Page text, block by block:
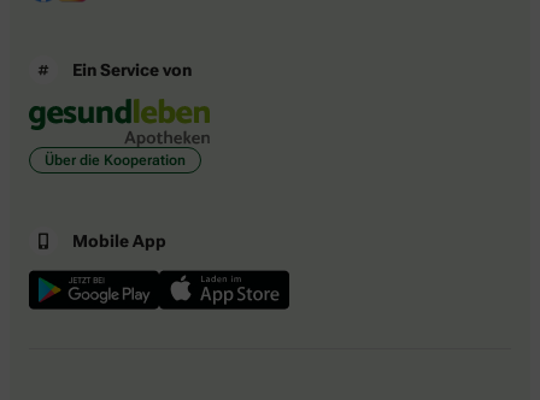
Ein Service von
Über die Kooperation
Mobile App